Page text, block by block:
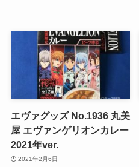
エヴァグッズ No.1936 丸美
屋 エヴァンゲリオンカレー
2021年ver.
2021年2月6日